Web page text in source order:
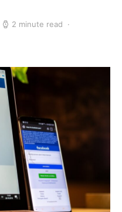
2 minute read